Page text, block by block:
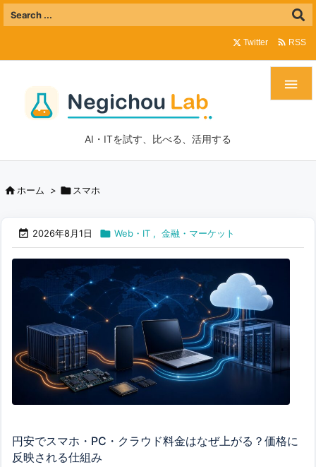
AI・ITを試す、比べる、活用する

Twitter  RSS
 ホーム >  スマホ
 2026年8月1日  Web・IT , 金融・マーケット
円安でスマホ・PC・クラウド料金はなぜ上がる？価格に
反映される仕組み